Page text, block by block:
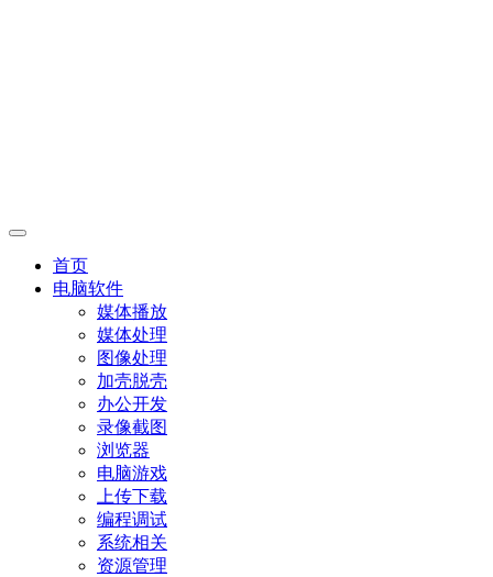
首页
电脑软件
媒体播放
媒体处理
图像处理
加壳脱壳
办公开发
录像截图
浏览器
电脑游戏
上传下载
编程调试
系统相关
资源管理